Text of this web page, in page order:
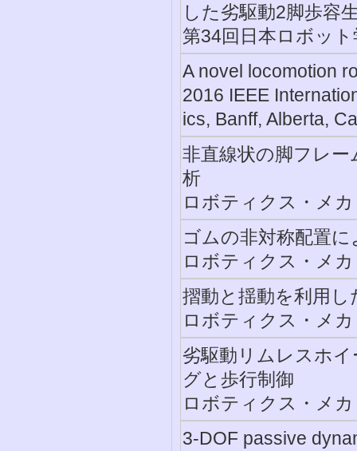
した劣駆動2脚歩容
第34回日本ロボッ
A novel locomotion
2016 IEEE
ics, Banff, Alberta,
非直線状の脚フレ
析
ロボティクス・メ
ゴムの非対称配置
ロボティクス・メ
摺動と揺動を利用
ロボティクス・メ
劣駆動リムレスホ
グと歩行制御
ロボティクス・メ
3-DOF passive